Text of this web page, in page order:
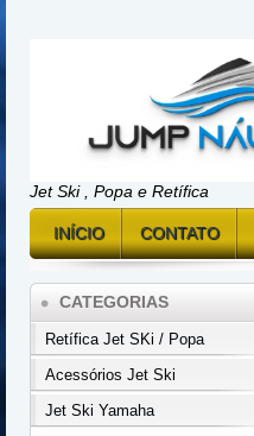
Jet Ski , Popa e Retífica
INÍCIO CONTATO
CATEGORIAS
Retífica Jet SKi / Popa
Acessórios Jet Ski
Jet Ski Yamaha